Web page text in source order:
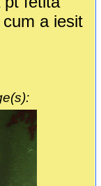
a iesit